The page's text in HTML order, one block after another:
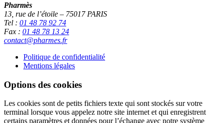
Pharmès
13, rue de l’étoile – 75017 PARIS
Tel : 01 48 78 92 74
Fax : 01 48 78 13 24
contact@pharmes.fr
Politique de confidentialité
Mentions légales
Options des cookies
Les cookies sont de petits fichiers texte qui sont stockés sur votre
terminal lorsque vous appelez notre site internet et qui enregistrent
certains paramètres et données pour l’échange avec notre système